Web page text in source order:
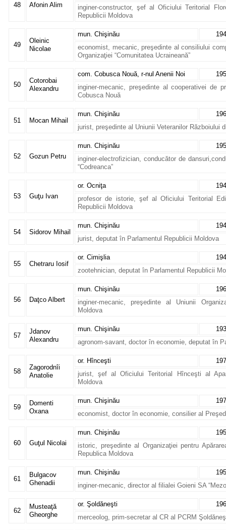
48 Afonin Alim
inginer-constructor, şef al Oficiului Teritorial
Republicii Moldova
49
Oleinic
Nicolae
mun. Chişinău
economist, mecanic, preşedinte al consiliului
Organizaţiei “Comunitatea Ucraineană”
50
Cotorobai
Alexandru
com. Cobusca Nouă, r-nul Anenii Noi
inginer-mecanic, preşedinte al cooperativei de
Cobusca Nouă
51 Mocan Mihail
mun. Chişinău
jurist, preşedinte al Uniunii Veteranilor Războiului
52 Gozun Petru
mun. Chişinău
inginer-electrofizician, conducător de
“Codreanca”
53 Guţu Ivan
or. Ocniţa
profesor de istorie, şef al Oficiului Teritorial
Republicii Moldova
54 Sidorov Mihail
mun. Chişinău
jurist, deputat în Parlamentul Republicii Moldova
55 Chetraru Iosif
or. Cimişlia
zootehnician, deputat în Parlamentul Republicii
56 Daţco Albert
mun. Chişinău
inginer-mecanic, preşedinte al Uniunii
Moldova
57
Jdanov
Alexandru
mun. Chişinău
agronom-savant, doctor în economie, deputat în
58
Zagorodnîi
Anatolie
or. Hînceşti
jurist, şef al Oficiului Teritorial Hînceşti al
Moldova
59
Domenti
Oxana
mun. Chişinău
economist, doctor în economie, consilier al
60 Guţul Nicolai
mun. Chişinău
istoric, preşedinte al Organizaţiei pentru
Republica Moldova
61
Bulgacov
Ghenadii
mun. Chişinău
inginer-mecanic, director al filialei Goieni SA
62
Musteaţă
Gheorghe
or. Şoldăneşti
merceolog, prim-secretar al CR al PCRM